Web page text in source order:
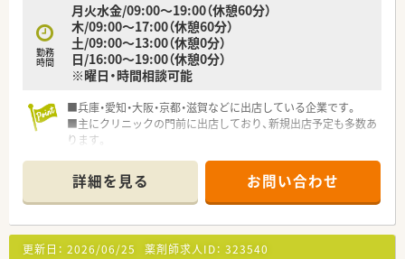
勤務
時間
月火水金/09:00～19:00（休憩60分）
木/09:00～17:00（休憩60分）
土/09:00～13:00（休憩0分）
日/16:00～19:00（休憩0分）
※曜日・時間相談可能
■兵庫・愛知・大阪・京都・滋賀などに出店している企業です。
■主にクリニックの門前に出店しており、新規出店予定も多数あ
ります。
詳細を見る お問い合わせ
更新日： 2026/06/25 薬剤師求人ID： 323540